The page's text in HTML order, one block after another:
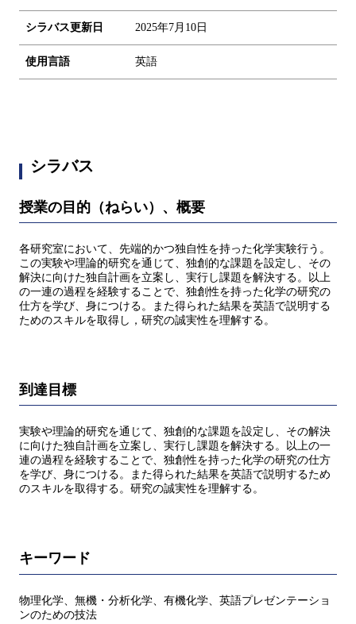
シラバス更新日 2025年7月10日
使用言語 英語
シラバス
授業の目的（ねらい）、概要
各研究室において、先端的かつ独自性を持った化学実験行う。
この実験や理論的研究を通じて、独創的な課題を設定し、その
解決に向けた独自計画を立案し、実行し課題を解決する。以上
の一連の過程を経験することで、独創性を持った化学の研究の
仕方を学び、身につける。また得られた結果を英語で説明する
ためのスキルを取得し，研究の誠実性を理解する。
到達目標
実験や理論的研究を通じて、独創的な課題を設定し、その解決
に向けた独自計画を立案し、実行し課題を解決する。以上の一
連の過程を経験することで、独創性を持った化学の研究の仕方
を学び、身につける。また得られた結果を英語で説明するため
のスキルを取得する。研究の誠実性を理解する。
キーワード
物理化学、無機・分析化学、有機化学、英語プレゼンテーショ
ンのための技法